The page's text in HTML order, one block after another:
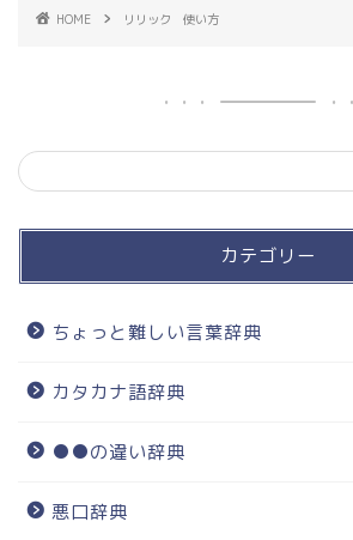
HOME リリック 使い方
カテゴリー
ちょっと難しい言葉辞典
カタカナ語辞典
●●の違い辞典
悪口辞典